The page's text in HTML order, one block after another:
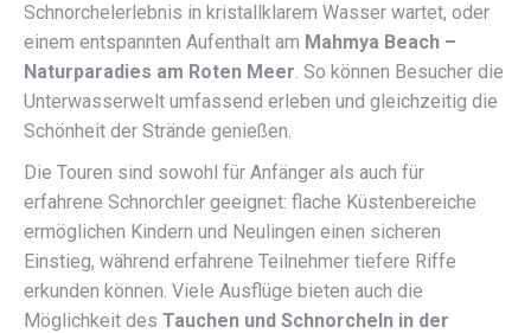
Schnorchelerlebnis in kristallklarem Wasser wartet, oder
einem entspannten Aufenthalt am Mahmya Beach –
Naturparadies am Roten Meer. So können Besucher die
Unterwasserwelt umfassend erleben und gleichzeitig die
Schönheit der Strände genießen.
Die Touren sind sowohl für Anfänger als auch für
erfahrene Schnorchler geeignet: flache Küstenbereiche
ermöglichen Kindern und Neulingen einen sicheren
Einstieg, während erfahrene Teilnehmer tiefere Riffe
erkunden können. Viele Ausflüge bieten auch die
Möglichkeit des Tauchen und Schnorcheln in der